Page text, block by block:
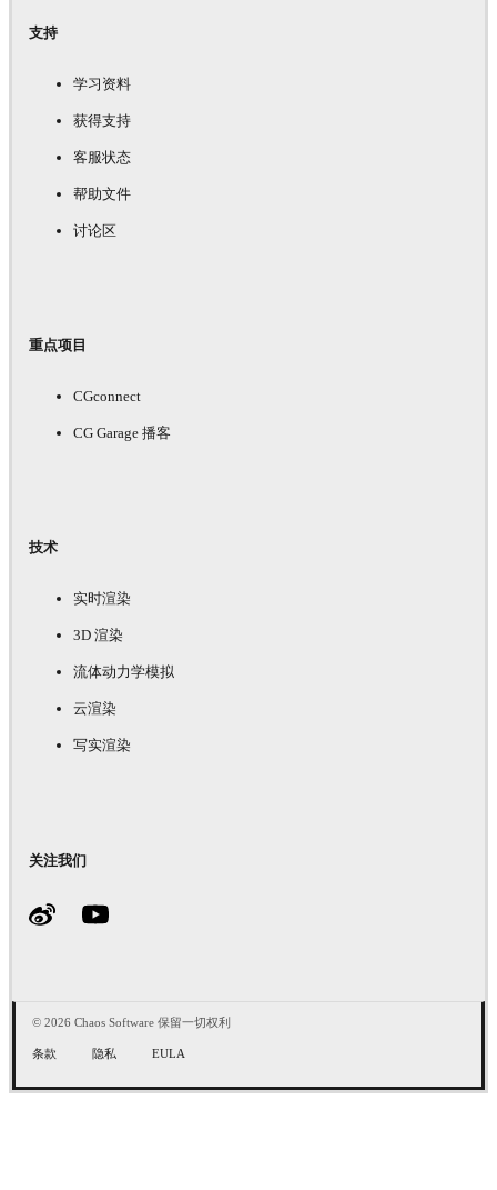
支持
学习资料
获得支持
客服状态
帮助文件
讨论区
重点项目
CGconnect
CG Garage 播客
技术
实时渲染
3D 渲染
流体动力学模拟
云渲染
写实渲染
关注我们
© 2026 Chaos Software 保留一切权利
条款 隐私 EULA